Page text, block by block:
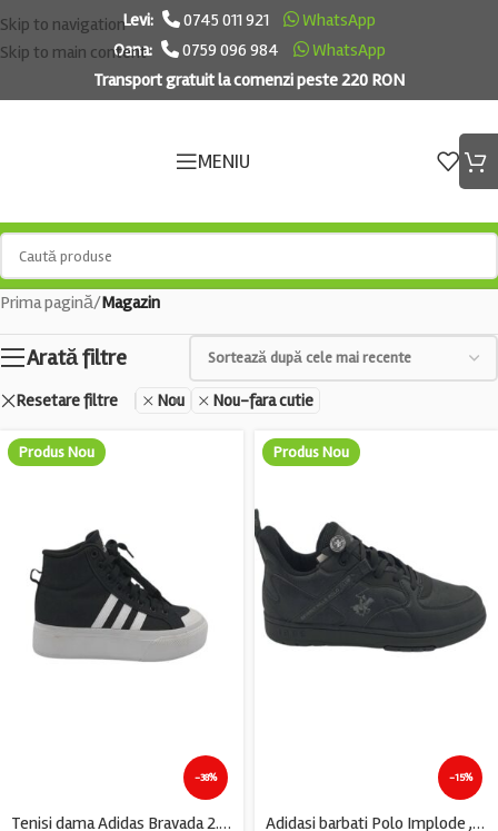
Skip to navigation
Skip to main content
Levi: 0745 011 921
WhatsApp
Oana:
0759 096 984
WhatsApp
Transport gratuit la comenzi peste 220 RON
MENIU
Prima pagină/Magazin
Arată filtre
Resetare filtre Nou Nou-fara cutie
Produs Nou
-38%
Tenisi dama Adidas Bravada 2.0 Mid, material textil, negru
Produs Nou
-15%
Adidasi barbati Polo Implode , imitație de piele, material textil, negru